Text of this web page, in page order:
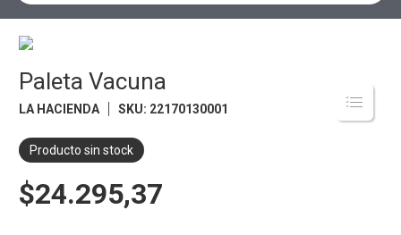
Paleta Vacuna
LA HACIENDA SKU: 22170130001
Producto sin stock
$24.295,37
Galletitas
Yerba
Fideos